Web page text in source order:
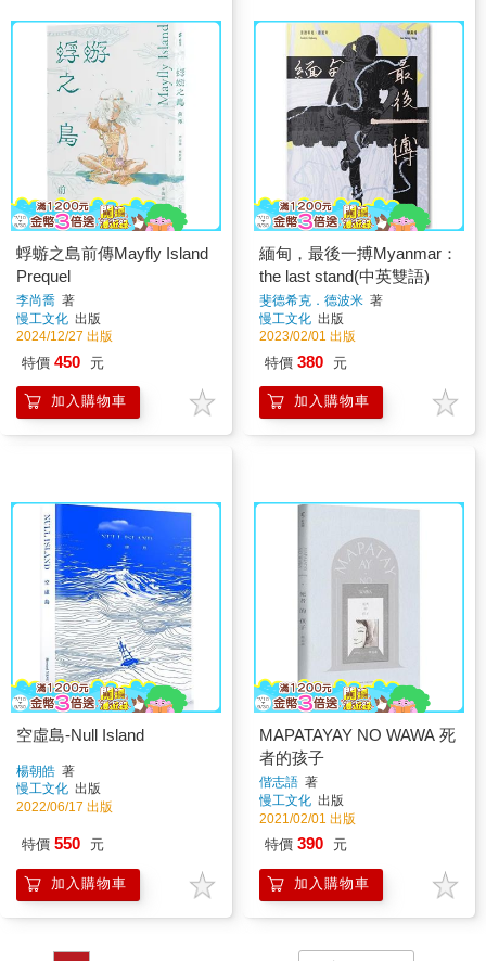
蜉蝣之島前傳Mayfly Island
Prequel
李尚喬 著
慢工文化 出版
2024/12/27 出版
特價 450 元
加入購物車
緬甸，最後一搏Myanmar：
the last stand(中英雙語)
斐德希克．德波米 著
慢工文化 出版
2023/02/01 出版
特價 380 元
加入購物車
空虛島-Null Island
楊朝皓 著
慢工文化 出版
2022/06/17 出版
特價 550 元
加入購物車
MAPATAYAY NO WAWA 死
者的孩子
偕志語 著
慢工文化 出版
2021/02/01 出版
特價 390 元
加入購物車